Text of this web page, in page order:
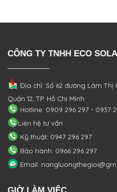
CÔNG TY TNHH ECO
Địa chỉ: Số 62 đường Lâm Thị
Quận 12, TP. Hồ Chí Minh
Hotline: 0909 296 297 - 0937
Liên hệ tư vấn
Kỹ thuật: 0947 296 297
Bảo hành: 0966 296 297
Email:
GIỜ LÀM VIỆC